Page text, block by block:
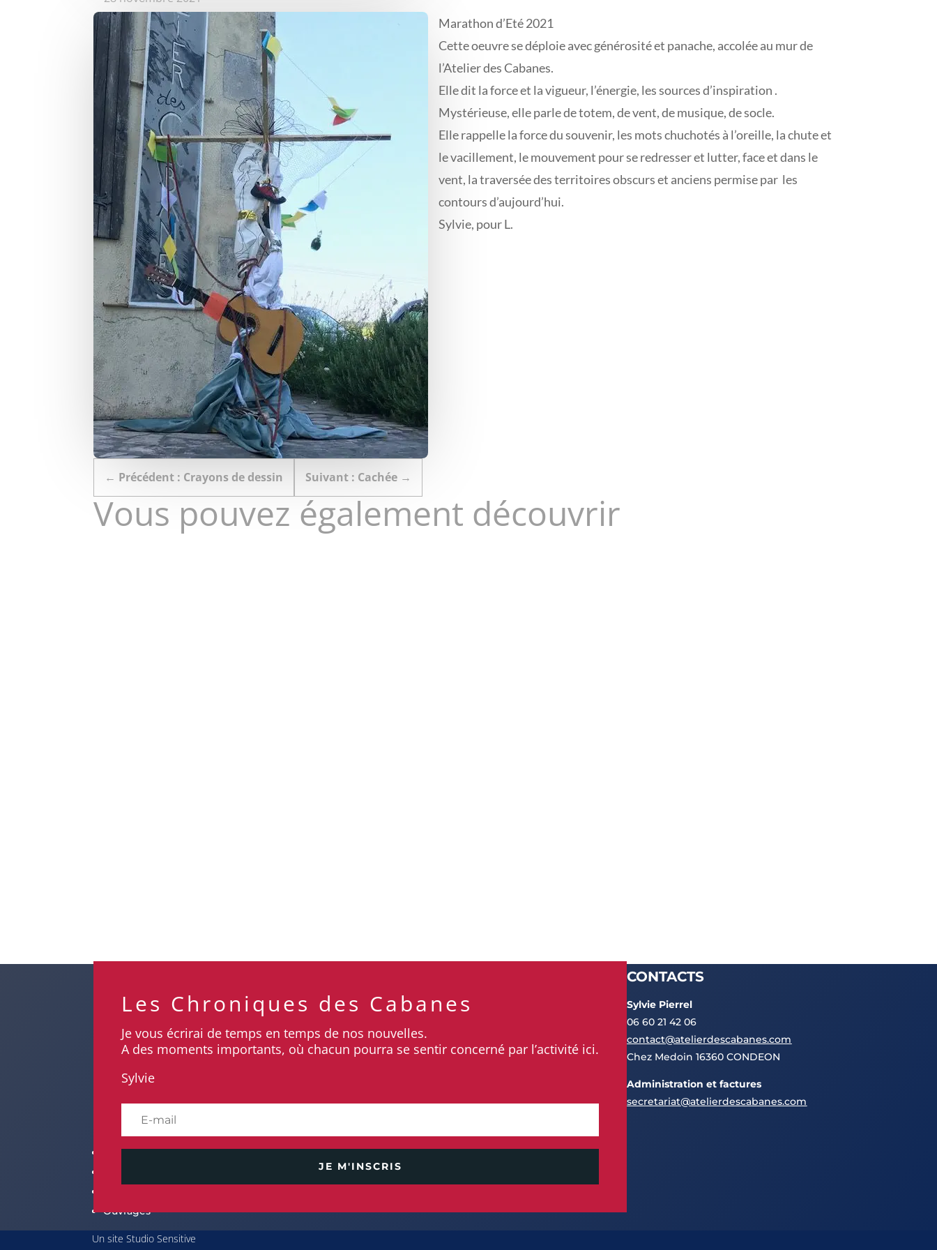
Marathon d’Eté 2021
Cette oeuvre se déploie avec générosité et panache, accolée au mur de
l’Atelier des Cabanes.
Elle dit la force et la vigueur, l’énergie, les sources d’inspiration .
Mystérieuse, elle parle de totem, de vent, de musique, de socle.
Elle rappelle la force du souvenir, les mots chuchotés à l’oreille, la chute et
le vacillement, le mouvement pour se redresser et lutter, face et dans le
vent, la traversée des territoires obscurs et anciens permise par les
contours d’aujourd’hui.
Sylvie, pour L.
← Précédent : Crayons de dessin Suivant : Cachée →
Vous pouvez également découvrir
Les Chroniques des Cabanes
Je vous écrirai de temps en temps de nos nouvelles.
A des moments importants, où chacun pourra se sentir concerné par l’activité ici.
Sylvie
JE M'INSCRIS
CONTACTS
Sylvie Pierrel
06 60 21 42 06
contact@atelierdescabanes.com
Chez Medoin 16360 CONDEON
Administration et factures
secretariat@atelierdescabanes.com
Chroniques
Ecritures
Ouvrages
Base Documentaire
100% énergie renouvelable
Un site Studio Sensitive